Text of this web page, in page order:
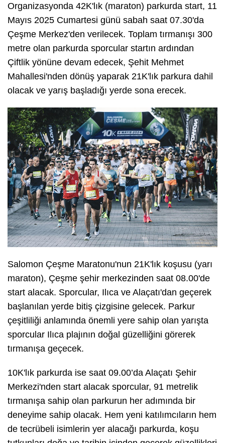
Organizasyonda 42K'lık (maraton) parkurda start, 11
Mayıs 2025 Cumartesi günü sabah saat 07.30'da
Çeşme Merkez'den verilecek. Toplam tırmanışı 300
metre olan parkurda sporcular startın ardından
Çiftlik yönüne devam edecek, Şehit Mehmet
Mahallesi'nden dönüş yaparak 21K'lık parkura dahil
olacak ve yarış başladığı yerde sona erecek.
Salomon Çeşme Maratonu'nun 21K'lık koşusu (yarı
maraton), Çeşme şehir merkezinden saat 08.00'de
start alacak. Sporcular, Ilıca ve Alaçatı'dan geçerek
başlanılan yerde bitiş çizgisine gelecek. Parkur
çeşitliliği anlamında önemli yere sahip olan yarışta
sporcular Ilıca plajının doğal güzelliğini görerek
tırmanışa geçecek.
10K'lık parkurda ise saat 09.00’da Alaçatı Şehir
Merkezi'nden start alacak sporcular, 91 metrelik
tırmanışa sahip olan parkurun her adımında bir
deneyime sahip olacak. Hem yeni katılımcıların hem
de tecrübeli isimlerin yer alacağı parkurda, koşu